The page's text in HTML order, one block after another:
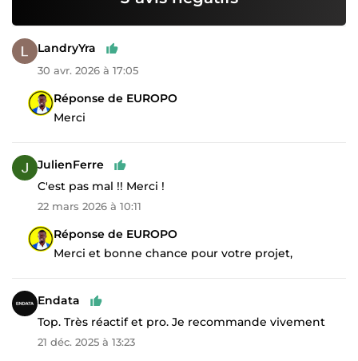
LandryYra
30 avr. 2026 à 17:05
Réponse de EUROPO
Merci
JulienFerre
C'est pas mal !! Merci !
22 mars 2026 à 10:11
Réponse de EUROPO
Merci et bonne chance pour votre projet,
Endata
Top. Très réactif et pro. Je recommande vivement
21 déc. 2025 à 13:23